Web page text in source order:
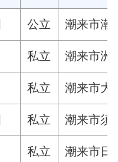
公立 潮来市潮
私立 潮来市洲
私立 潮来市大
私立 潮来市須
私立 潮来市日